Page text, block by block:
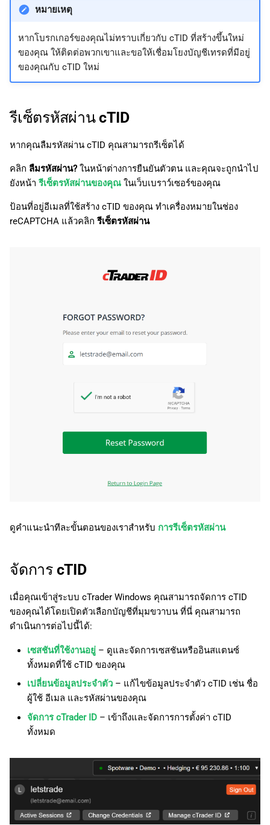
หมายเหตุ
หากโบรกเกอร์ของคุณไม่ทราบเกี่ยวกับ cTID ที่สร้างขึ้นใหม่
ของคุณ ให้ติดต่อพวกเขาและขอให้เชื่อมโยงบัญชีเทรดที่มีอยู่
ของคุณกับ cTID ใหม่
รีเซ็ตรหัสผ่าน cTID
หากคุณลืมรหัสผ่าน cTID คุณสามารถรีเซ็ตได้
คลิก ลืมรหัสผ่าน?ในหน้าต่างการยืนยันตัวตน และคุณจะถูกนำไป
ยังหน้า รีเซ็ตรหัสผ่านของคุณ ในเว็บเบราว์เซอร์ของคุณ
ป้อนที่อยู่อีเมลที่ใช้สร้าง cTID ของคุณ ทำเครื่องหมายในช่อง
reCAPTCHA แล้วคลิก รีเซ็ตรหัสผ่าน
ดูคำแนะนำทีละขั้นตอนของเราสำหรับ การรีเซ็ตรหัสผ่าน
จัดการ cTID
เมื่อคุณเข้าสู่ระบบ cTrader Windows คุณสามารถจัดการ cTID
ของคุณได้โดยเปิดตัวเลือกบัญชีที่มุมขวาบน ที่นี่ คุณสามารถ
ดำเนินการต่อไปนี้ได้:
เซสชันที่ใช้งานอยู่– ดูและจัดการเซสชันหรืออินสแตนซ์
ทั้งหมดที่ใช้ cTID ของคุณ
เปลี่ยนข้อมูลประจำตัว– แก้ไขข้อมูลประจำตัว cTID เช่น ชื่อ
ผู้ใช้ อีเมล และรหัสผ่านของคุณ
จัดการ cTrader ID– เข้าถึงและจัดการการตั้งค่า cTID
ทั้งหมด